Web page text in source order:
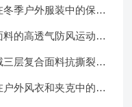
季户外服装中的保暖
的高透气防风运动服
层复合面料抗撕裂与
外风衣和夹克中的应